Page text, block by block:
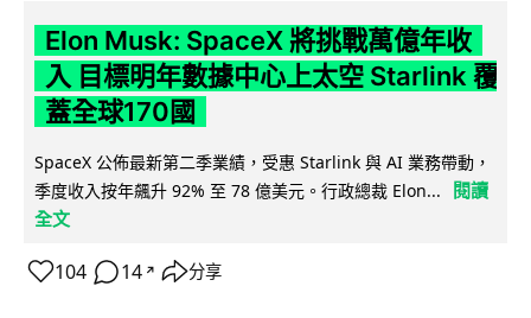
Elon Musk: SpaceX 將挑戰萬億年收
入 目標明年數據中心上太空 Starlink 覆
蓋全球170國
SpaceX 公佈最新第二季業績，受惠 Starlink 與 AI 業務帶動，
季度收入按年飆升 92% 至 78 億美元。行政總裁 Elon...
閱讀
全文
104 14 ↗ 分享